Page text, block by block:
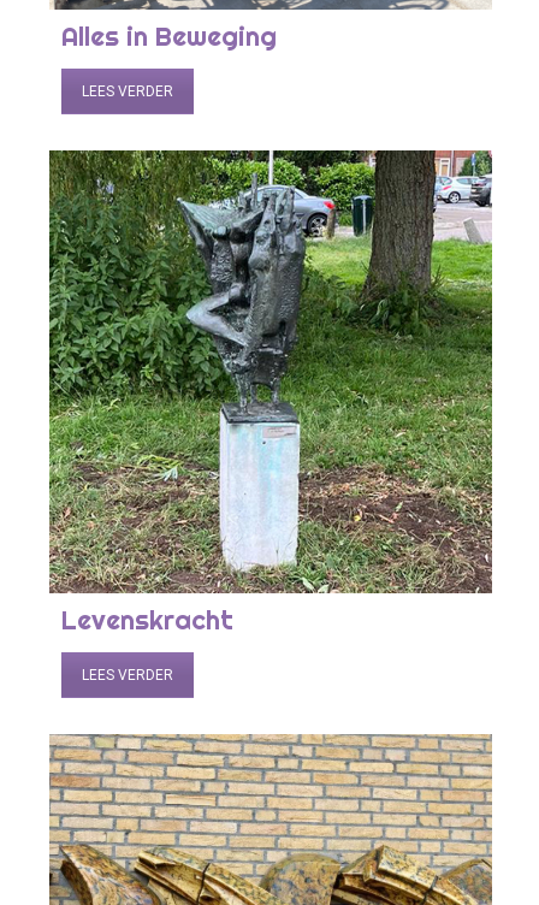
Alles in Beweging
LEES VERDER
Levenskracht
LEES VERDER